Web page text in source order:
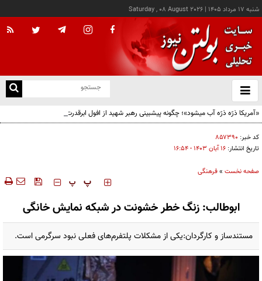
شنبه ۱۷ مرداد ۱۴۰۵ |
Saturday , 08 August 2026
باز
و
«آمریکا ذرّه ذرّه آب میشود»؛ چگونه پیشبینی رهبر شهید از افول ابرقدرت به حقیقت پیوست؟
کد خبر: ۸۵۷۳۹۰
تاریخ انتشار: ۱۶ آبان ۱۴۰۳ - ۱۶:۵۴
صفحه نخست »فرهنگی
‍‍‍ پ پ
ابوطالب: زنگ خطر خشونت در شبکه نمایش خانگی
مستندساز و کارگردان:یکی از مشکلات پلتفرم‌های فعلی نبود سرگرمی است.